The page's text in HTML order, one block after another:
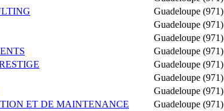
Guadeloupe (971)
Guadeloupe (971)
Guadeloupe (971)
Guadeloupe (971)
Guadeloupe (971)
Guadeloupe (971)
Guadeloupe (971)
ET DE MAINTENANCE Guadeloupe (971)